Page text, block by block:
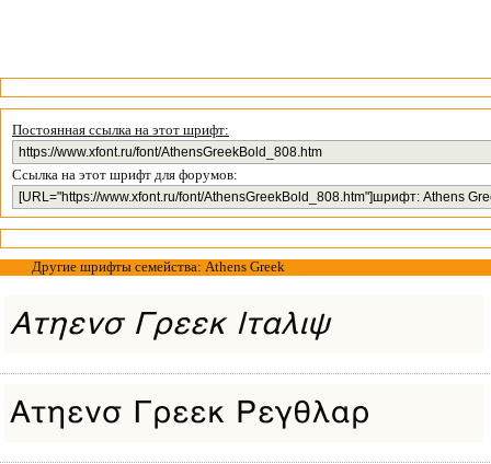
Постоянная ссылка на этот шрифт:
Ссылка на этот шрифт для форумов:
Другие шрифты семейства: Athens Greek